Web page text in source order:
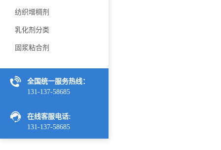
纺织增稠剂
乳化剂分类
固浆粘合剂
全国统一服务热线：
131-137-58685
在线客服电话:
131-137-58685